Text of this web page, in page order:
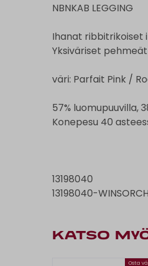
NBNKAB LEGGING
Ihanat ribbitrikoiset
Yksiväriset
väri: Parfait Pink /
57% luomupuuvilla,
Konepesu 40
13198040
13198040-
KATSO
Osta